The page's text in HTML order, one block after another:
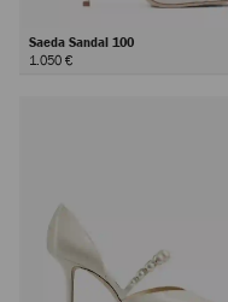
Saeda Sandal 100
1.050 €